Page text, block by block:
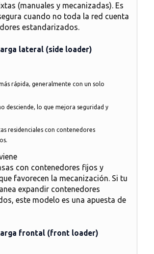
(manuales y mecanizadas). Es
cuando no toda la red cuenta
estandarizados.
lateral (side loader)
rápida, generalmente con un solo
desciende, lo que mejora seguridad y
residenciales con contenedores
con contenedores fijos y
favorecen la mecanización. Si tu
expandir contenedores
este modelo es una apuesta de
frontal (front loader)